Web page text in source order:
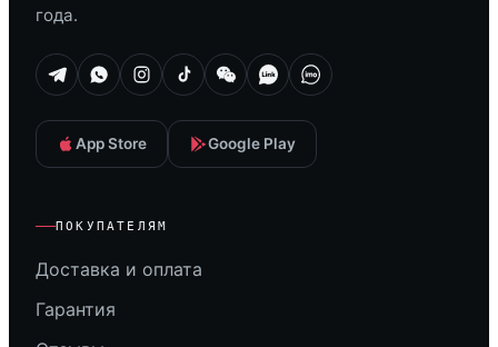
года.
App Store Google Play
ПОКУПАТЕЛЯМ
Доставка и оплата
Гарантия